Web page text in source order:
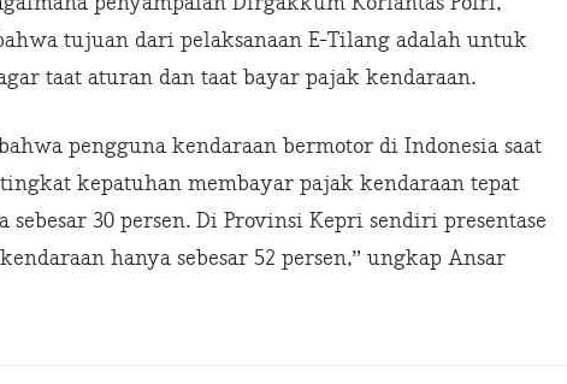
tujuan dari pelaksanaan E-Tilang adalah untuk
taat aturan dan taat bayar pajak kendaraan.
pengguna kendaraan bermotor di Indonesia saat
kepatuhan membayar pajak kendaraan tepat
30 persen. Di Provinsi Kepri sendiri presentase
hanya sebesar 52 persen,” ungkap Ansar